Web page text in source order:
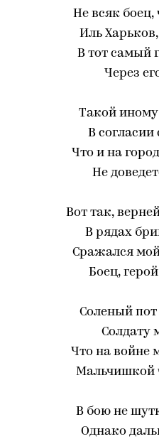
Не всяк боец,
Иль
В тот самый
Через
Такой
В
Что и на
Не
Вот так,
В рядах
Сражался
Боец,
Соленый пот
Солдату
Что на войне
Мальчишкой
В бою не
Однако